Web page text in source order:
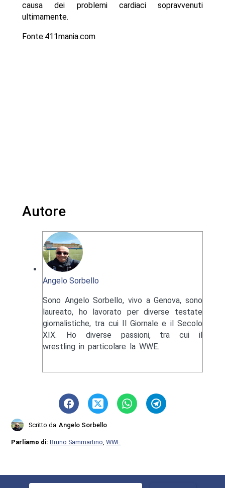
causa dei problemi cardiaci sopravvenuti
ultimamente.
Fonte:411mania.com
Autore
Angelo Sorbello
Sono Angelo Sorbello, vivo a Genova, sono
laureato, ho lavorato per diverse testate
giornalistiche, tra cui Il Giornale e il Secolo
XIX. Ho diverse passioni, tra cui il
wrestling in particolare la WWE.
Scritto da Angelo Sorbello
Parliamo di:Bruno Sammartino ,WWE